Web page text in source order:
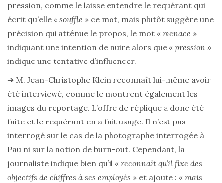
pression, comme le laisse entendre le requérant qui
écrit qu’elle « souffle » ce mot, mais plutôt suggère une
précision qui atténue le propos, le mot « menace »
indiquant une intention de nuire alors que « pression »
indique une tentative d’influencer.
➔ M. Jean-Christophe Klein reconnaît lui-même avoir
été interviewé, comme le montrent également les
images du reportage. L’offre de réplique a donc été
faite et le requérant en a fait usage. Il n’est pas
interrogé sur le cas de la photographe interrogée à
Pau ni sur la notion de burn-out. Cependant, la
journaliste indique bien qu’il « reconnaît qu’il fixe des
objectifs de chiffres à ses employés » et ajoute : « mais